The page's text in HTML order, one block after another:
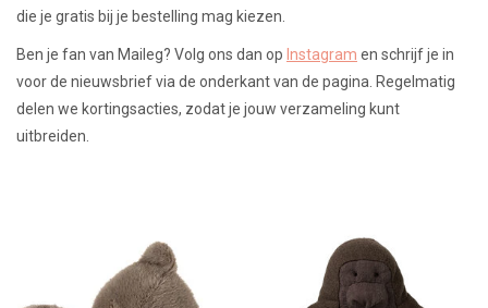
die je gratis bij je bestelling mag kiezen.
Ben je fan van Maileg? Volg ons dan op Instagram en schrijf je in
voor de nieuwsbrief via de onderkant van de pagina. Regelmatig
delen we kortingsacties, zodat je jouw verzameling kunt
uitbreiden.